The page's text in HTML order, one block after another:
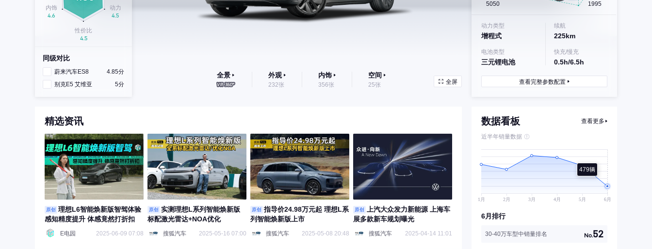
同级对比
蔚来汽车ES8
4.85分
别克E5 艾维亚
5分
全景 外观
232张
内饰
356张
空间
25张 全屏
5050
1995
动力类型
增程式
续航
225km
电池类型
三元锂电池
快充/慢充
0.5h/6.5h
查看完整参数配置
精选资讯
原创
理想L6智能焕新版智驾体验
感知精度提升 体感竟然打折扣
E电园 2025-06-09 07:08
原创
实测理想L系列智能焕新版
标配激光雷达+NOA优化
搜狐汽车 2025-05-16 07:00
原创
指导价24.98万元起 理想L系
列智能焕新版上市
搜狐汽车 2025-05-08 20:48
原创
上汽大众发力新能源 上海车
展多款新车规划曝光
搜狐汽车 2025-04-14 11:01
数据看板 查看更多
近半年销量数据
479辆
6月排行
30-40万车型中销量排名 No.52